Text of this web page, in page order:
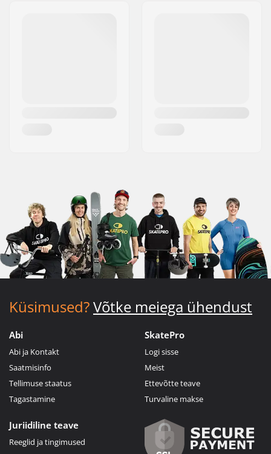
Küsimused?Võtke meiega ühendust
Abi
Abi ja Kontakt
Saatmisinfo
Tellimuse staatus
Tagastamine
SkatePro
Logi sisse
Meist
Ettevõtte teave
Turvaline makse
Juriidiline teave
Reeglid ja tingimused